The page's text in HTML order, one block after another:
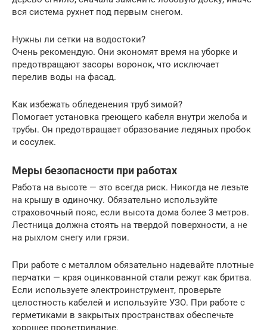
вся система рухнет под первым снегом.
Нужны ли сетки на водостоки?
Очень рекомендую. Они экономят время на уборке и
предотвращают засоры воронок, что исключает
перелив воды на фасад.
Как избежать обледенения труб зимой?
Помогает установка греющего кабеля внутри желоба и
трубы. Он предотвращает образование ледяных пробок
и сосулек.
Меры безопасности при работах
Работа на высоте — это всегда риск. Никогда не лезьте
на крышу в одиночку. Обязательно используйте
страховочный пояс, если высота дома более 3 метров.
Лестница должна стоять на твердой поверхности, а не
на рыхлом снегу или грязи.
При работе с металлом обязательно надевайте плотные
перчатки — края оцинкованной стали режут как бритва.
Если используете электроинструмент, проверьте
целостность кабелей и используйте УЗО. При работе с
герметиками в закрытых пространствах обеспечьте
хорошее проветривание.